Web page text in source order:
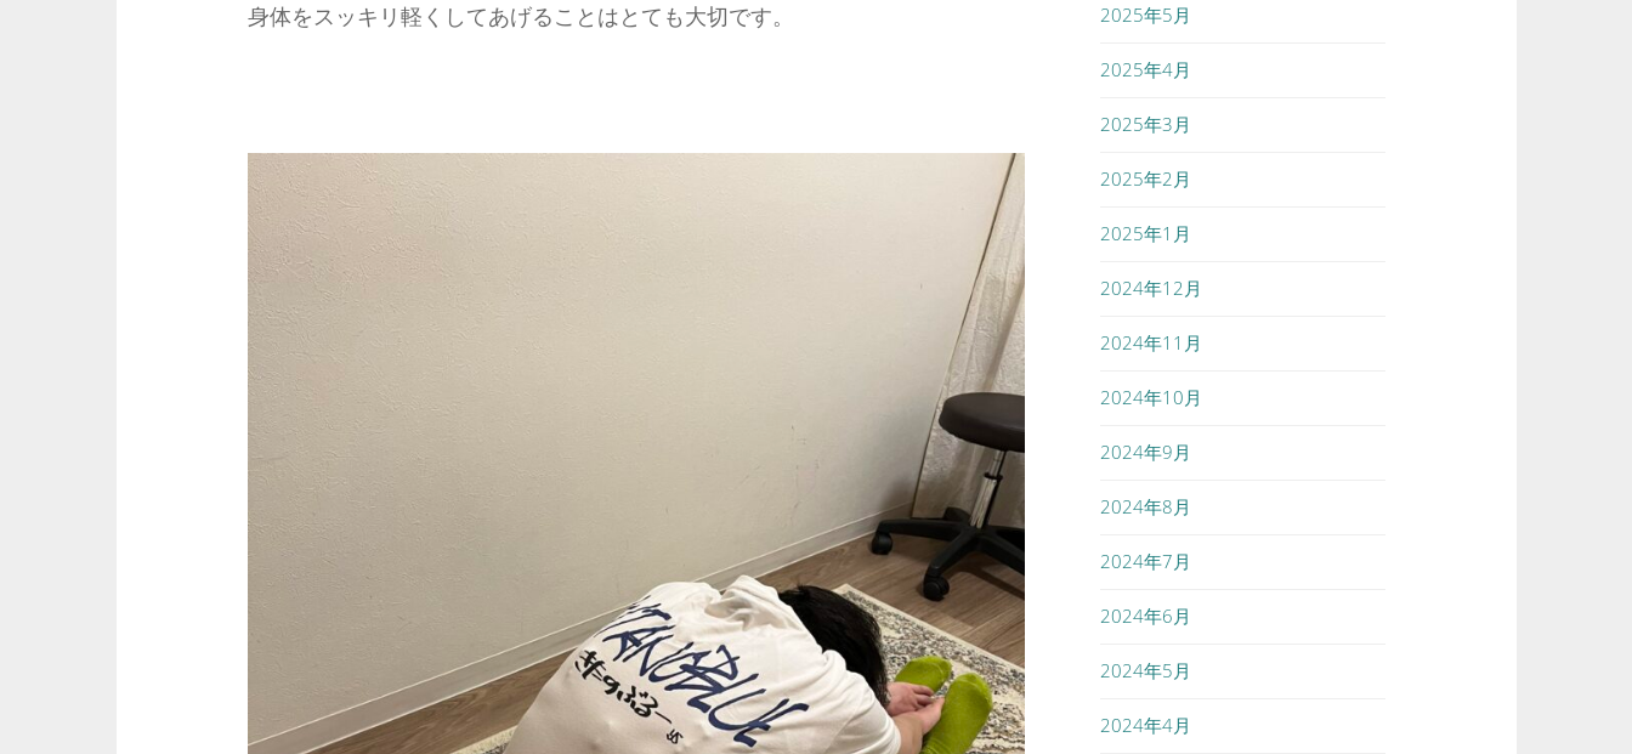
身体をスッキリ軽くしてあげることはとても大切です。
2025年5月
2025年4月
2025年3月
2025年2月
2025年1月
2024年12月
2024年11月
2024年10月
2024年9月
2024年8月
2024年7月
2024年6月
2024年5月
2024年4月